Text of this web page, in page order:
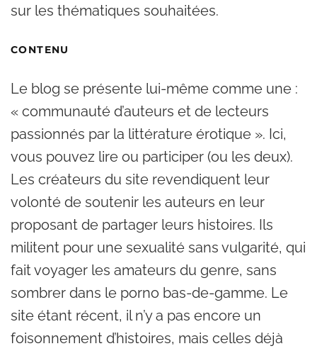
sur les thématiques souhaitées.
CONTENU
Le blog se présente lui-même comme une :
« communauté d’auteurs et de lecteurs
passionnés par la littérature érotique ». Ici,
vous pouvez lire ou participer (ou les deux).
Les créateurs du site revendiquent leur
volonté de soutenir les auteurs en leur
proposant de partager leurs histoires. Ils
militent pour une sexualité sans vulgarité, qui
fait voyager les amateurs du genre, sans
sombrer dans le porno bas-de-gamme. Le
site étant récent, il n’y a pas encore un
foisonnement d’histoires, mais celles déjà